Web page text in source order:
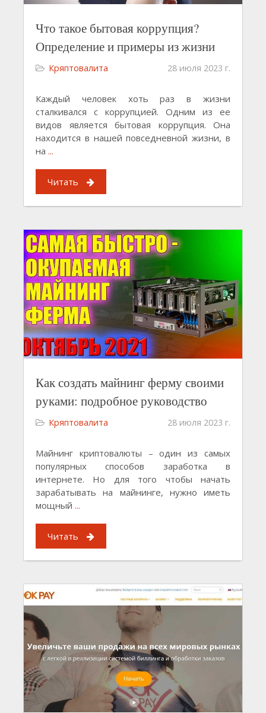
Что такое бытовая коррупция?
Определение и примеры из жизни
Кряптовалита 28 июля 2023 г.
Каждый человек хоть раз в жизни
сталкивался с коррупцией. Одним из ее
видов является бытовая коррупция. Она
находится в нашей повседневной жизни, в
на ...
Читать
Как создать майнинг ферму своими
руками: подробное руководство
Кряптовалита 28 июля 2023 г.
Майнинг криптовалюты – один из самых
популярных способов заработка в
интернете. Но для того чтобы начать
зарабатывать на майнинге, нужно иметь
мощный ...
Читать